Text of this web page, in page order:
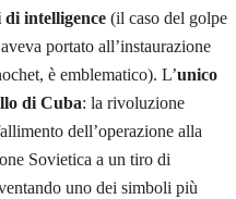
intelligence (il caso del golpe
portato all’instaurazione
è emblematico). L’unico
di Cuba: la rivoluzione
dell’operazione alla
Sovietica a un tiro di
uno dei simboli più